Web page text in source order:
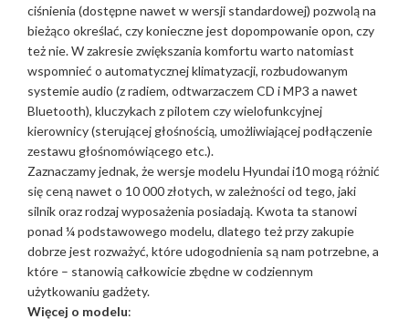
ciśnienia (dostępne nawet w wersji standardowej) pozwolą na
bieżąco określać, czy konieczne jest dopompowanie opon, czy
też nie. W zakresie zwiększania komfortu warto natomiast
wspomnieć o automatycznej klimatyzacji, rozbudowanym
systemie audio (z radiem, odtwarzaczem CD i MP3 a nawet
Bluetooth), kluczykach z pilotem czy wielofunkcyjnej
kierownicy (sterującej głośnością, umożliwiającej podłączenie
zestawu głośnomówiącego etc.).
Zaznaczamy jednak, że wersje modelu Hyundai i10 mogą różnić
się ceną nawet o 10 000 złotych, w zależności od tego, jaki
silnik oraz rodzaj wyposażenia posiadają. Kwota ta stanowi
ponad ¼ podstawowego modelu, dlatego też przy zakupie
dobrze jest rozważyć, które udogodnienia są nam potrzebne, a
które – stanowią całkowicie zbędne w codziennym
użytkowaniu gadżety.
Więcej o modelu: